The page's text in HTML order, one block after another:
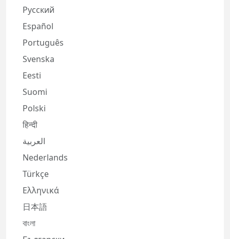
Русский
Español
Português
Svenska
Eesti
Suomi
Polski
हिन्दी
العربية
Nederlands
Türkçe
Ελληνικά
日本語
বাংলা